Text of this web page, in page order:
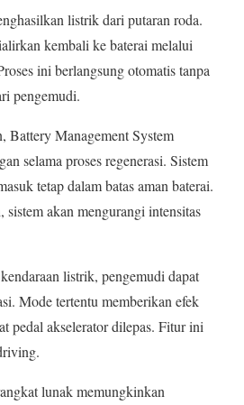
listrik dari putaran roda.
kembali ke baterai melalui
ini berlangsung otomatis tanpa
pengemudi.
Battery Management System
selama proses regenerasi. Sistem
tetap dalam batas aman baterai.
sistem akan mengurangi intensitas
listrik, pengemudi dapat
Mode tertentu memberikan efek
pedal akselerator dilepas. Fitur ini
lunak memungkinkan